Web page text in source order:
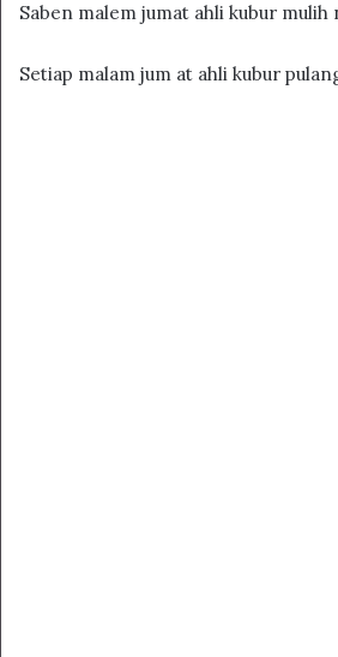
Saben malem jumat ahli kubur mulih
Setiap malam jum at ahli kubur